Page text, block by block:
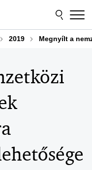
2019 Megnyílt a